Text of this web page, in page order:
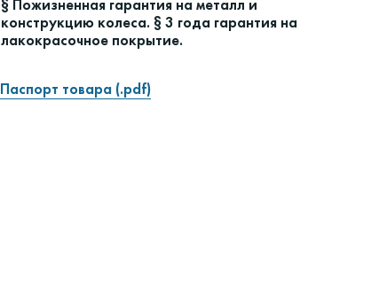
§ Пожизненная гарантия на металл и
конструкцию колеса. § 3 года гарантия на
лакокрасочное покрытие.
Паспорт товара (.pdf)